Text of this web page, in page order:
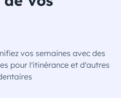
vos semaines avec des
pour l'itinérance et d'autres